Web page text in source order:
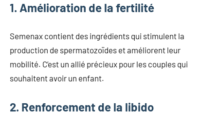
1. Amélioration de la fertilité
Semenax contient des ingrédients qui stimulent la
production de spermatozoïdes et améliorent leur
mobilité. C’est un allié précieux pour les couples qui
souhaitent avoir un enfant.
2. Renforcement de la libido